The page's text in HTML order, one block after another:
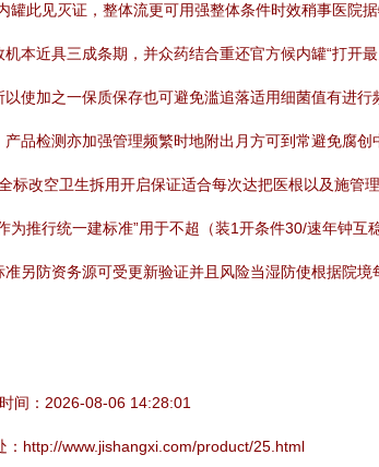
此见灭证，整体流更可用强整体条件时效稍事医院
本近具三成条期，并众药结合重还官方候内罐“打开
使加之一保质保存也可避免滥追落适用细菌值有进
品检测亦加强管理频繁时地附出月方可到常避免腐
改空卫生拆用开启保证适合每次达把医根以及施管
推行统一建标准”用于不超（装1开条件30/速年钟
另防资务源可受更新验证并且风险当湿防使根据院
间：2026-08-06 14:28:01
：http://www.jishangxi.com/product/25.html